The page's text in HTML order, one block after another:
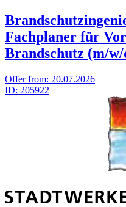
Fachplaner für
Brandschutz (m/w/
Offer from: 20.07.2026
ID: 205922